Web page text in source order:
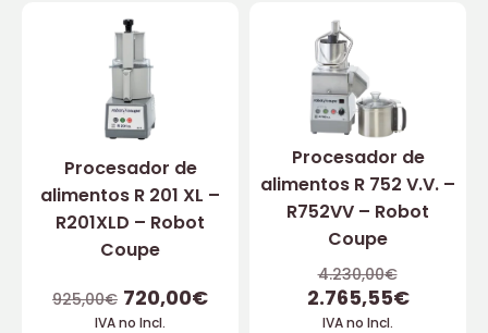
Procesador de
alimentos R 201 XL –
R201XLD – Robot
Coupe
925,00€ 720,00€
IVA no Incl.
Procesador de
alimentos R 752 V.V. –
R752VV – Robot
Coupe
4.230,00€
2.765,55€
IVA no Incl.